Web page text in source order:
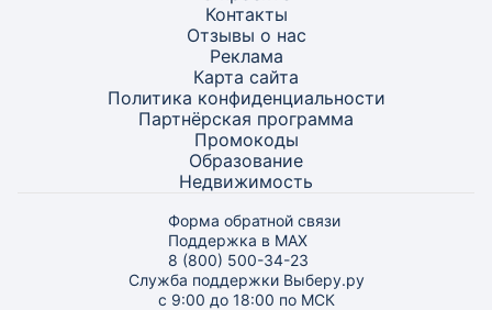
Контакты
Отзывы о нас
Реклама
Карта сайта
Политика конфиденциальности
Партнёрская программа
Промокоды
Образование
Недвижимость
Форма обратной связи
Поддержка в MAX
8 (800) 500-34-23
Служба поддержки Выберу.ру
с 9:00 до 18:00 по МСК